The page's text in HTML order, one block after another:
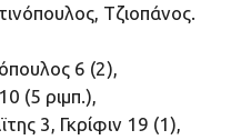
Τζιοπάνος.
6 (2),
(5 ριμπ.),
3, Γκρίφιν 19 (1),